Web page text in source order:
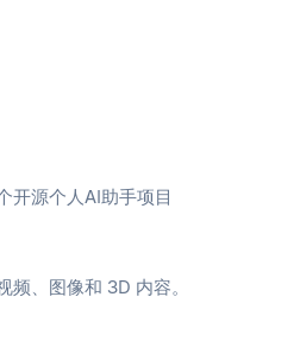
开源个人AI助手项目
频、图像和 3D 内容。